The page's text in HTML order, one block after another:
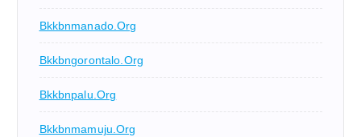
Bkkbnmanado.org
Bkkbngorontalo.org
Bkkbnpalu.org
Bkkbnmamuju.org